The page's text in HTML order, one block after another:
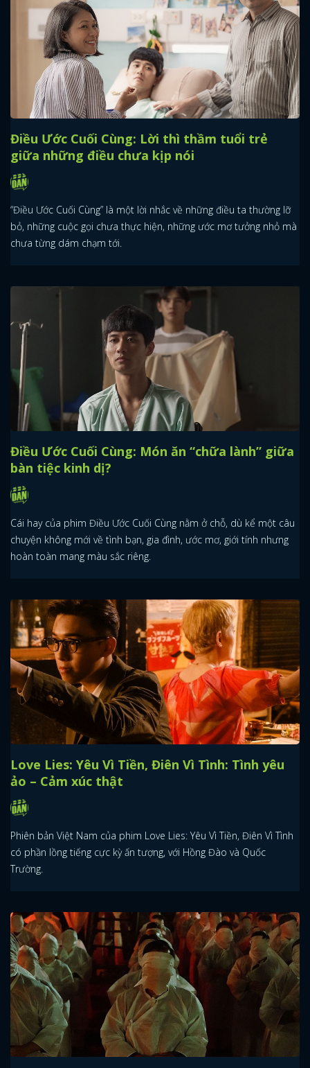
Điều Ước Cuối Cùng: Lời thì thầm tuổi trẻ
giữa những điều chưa kịp nói
“Điều Ước Cuối Cùng” là một lời nhắc về những điều ta thường lỡ
bỏ, những cuộc gọi chưa thực hiện, những ước mơ tưởng nhỏ mà
chưa từng dám chạm tới.
Điều Ước Cuối Cùng: Món ăn “chữa lành” giữa
bàn tiệc kinh dị?
Cái hay của phim Điều Ước Cuối Cùng nằm ở chỗ, dù kể một câu
chuyện không mới về tình bạn, gia đình, ước mơ, giới tính nhưng
hoàn toàn mang màu sắc riêng.
Love Lies: Yêu Vì Tiền, Điên Vì Tình: Tình yêu
ảo – Cảm xúc thật
Phiên bản Việt Nam của phim Love Lies: Yêu Vì Tiền, Điên Vì Tình
có phần lồng tiếng cực kỳ ấn tượng, với Hồng Đào và Quốc
Trường.